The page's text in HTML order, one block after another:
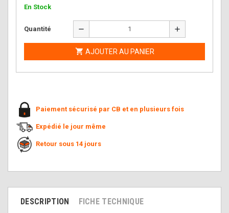
En Stock
Quantité remove add
 AJOUTER AU PANIER
Paiement sécurisé par CB et en plusieurs fois
Expédié le jour même
Retour sous 14 jours
DESCRIPTION FICHE TECHNIQUE